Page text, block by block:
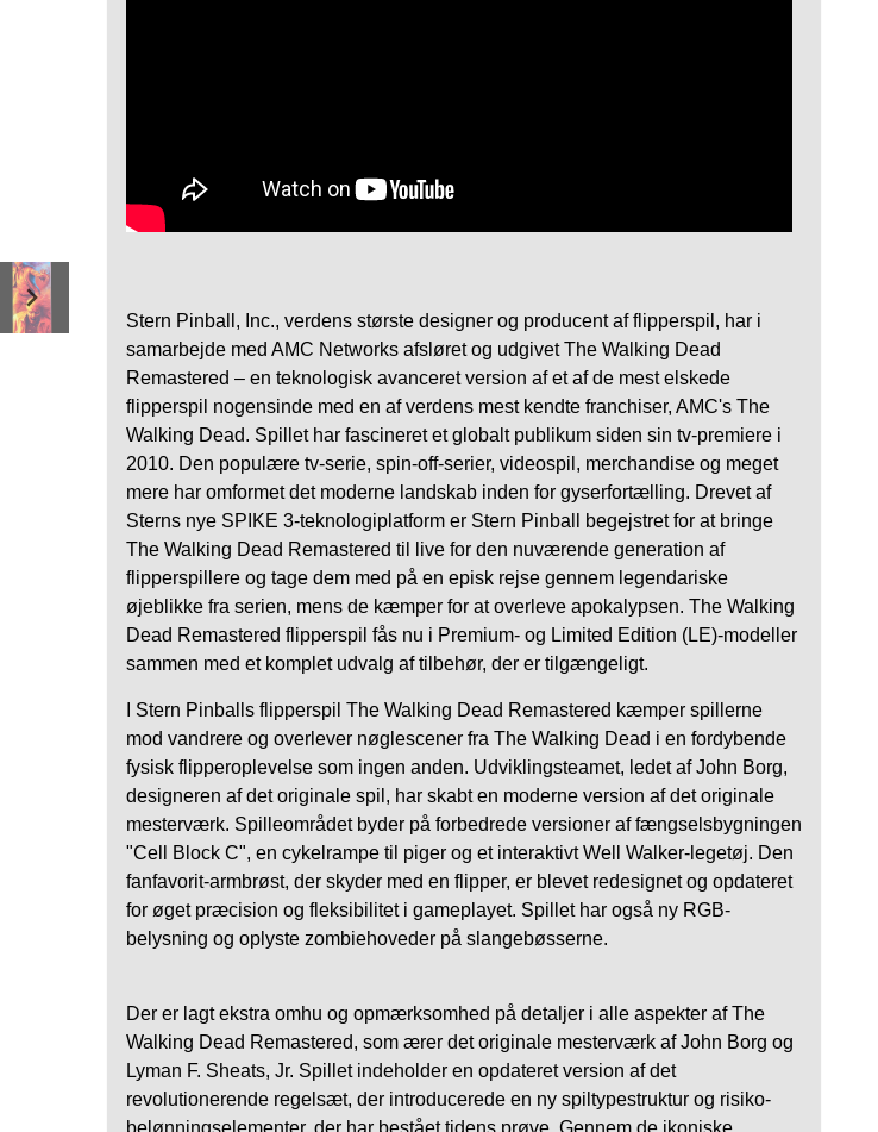
Stern Pinball, Inc., verdens største designer og producent af flipperspil, har i
samarbejde med AMC Networks afsløret og udgivet The Walking Dead
Remastered – en teknologisk avanceret version af et af de mest elskede
flipperspil nogensinde med en af ​​verdens mest kendte franchiser, AMC's The
Walking Dead. Spillet har fascineret et globalt publikum siden sin tv-premiere i
2010. Den populære tv-serie, spin-off-serier, videospil, merchandise og meget
mere har omformet det moderne landskab inden for gyserfortælling. Drevet af
Sterns nye SPIKE 3-teknologiplatform er Stern Pinball begejstret for at bringe
The Walking Dead Remastered til live for den nuværende generation af
flipperspillere og tage dem med på en episk rejse gennem legendariske
øjeblikke fra serien, mens de kæmper for at overleve apokalypsen. The Walking
Dead Remastered flipperspil fås nu i Premium- og Limited Edition (LE)-modeller
sammen med et komplet udvalg af tilbehør, der er tilgængeligt.
I Stern Pinballs flipperspil The Walking Dead Remastered kæmper spillerne
mod vandrere og overlever nøglescener fra The Walking Dead i en fordybende
fysisk flipperoplevelse som ingen anden. Udviklingsteamet, ledet af John Borg,
designeren af ​​det originale spil, har skabt en moderne version af det originale
mesterværk. Spilleområdet byder på forbedrede versioner af fængselsbygningen
"Cell Block C", en cykelrampe til piger og et interaktivt Well Walker-legetøj. Den
fanfavorit-armbrøst, der skyder med en flipper, er blevet redesignet og opdateret
for øget præcision og fleksibilitet i gameplayet. Spillet har også ny RGB-
belysning og oplyste zombiehoveder på slangebøsserne.
Der er lagt ekstra omhu og opmærksomhed på detaljer i alle aspekter af The
Walking Dead Remastered, som ærer det originale mesterværk af John Borg og
Lyman F. Sheats, Jr. Spillet indeholder en opdateret version af det
revolutionerende regelsæt, der introducerede en ny spiltypestruktur og risiko-
belønningselementer, der har bestået tidens prøve. Gennem de ikoniske